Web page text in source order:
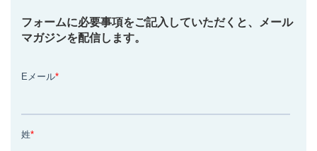
フォームに必要事項をご記入していただくと、メール
マガジンを配信します。